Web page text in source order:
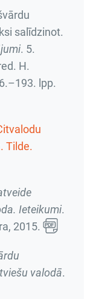
salīdzinot.
. 5.
H.
lpp.
Tilde.
Ieteikumi.
2015.
valodā.